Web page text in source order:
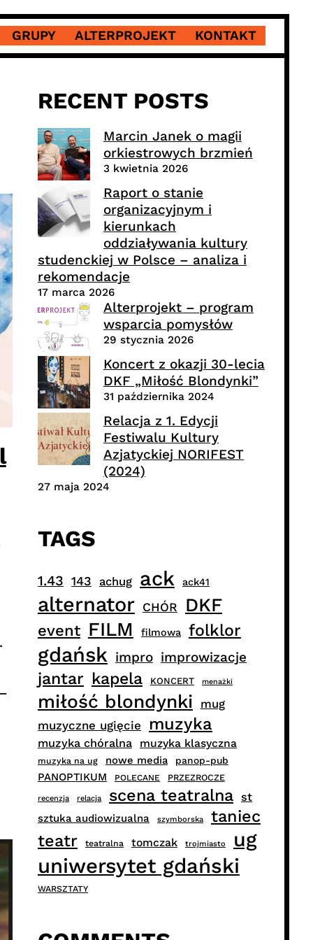
GRUPY ALTERPROJEKT KONTAKT
RECENT POSTS
Marcin Janek o magii
orkiestrowych brzmień
3 kwietnia 2026
Raport o stanie
organizacyjnym i
kierunkach
oddziaływania kultury
studenckiej w Polsce – analiza i
rekomendacje
17 marca 2026
Alterprojekt – program
wsparcia pomysłów
29 stycznia 2026
Koncert z okazji 30-lecia
DKF „Miłość Blondynki”
31 października 2024
Relacja z 1. Edycji
Festiwalu Kultury
Azjatyckiej NORIFEST
(2024)
27 maja 2024
TAGS
1.43 143 achug ack ack41
alternator CHÓR DKF
event FILM filmowa folklor
gdańsk impro improwizacje
jantar kapela KONCERT menażki
miłość blondynki mug
muzyczne ugięcie muzyka
muzyka chóralna muzyka klasyczna
muzyka na ug nowe media panop-pub
PANOPTIKUM POLECANE PRZEZROCZE
recenzja relacja scena teatralna st
sztuka audiowizualna szymborska
taniec
teatr
teatralna tomczak trojmiasto
ug
uniwersytet gdański
WARSZTATY